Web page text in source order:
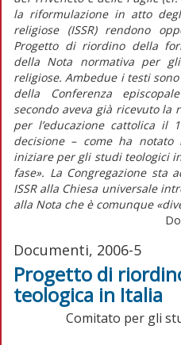
la riformulazione in atto
religiose (ISSR) rendono
Progetto di riordino della
della Nota normativa per
religiose. Ambedue i testi
della Conferenza
secondo aveva già ricevuto la
per l’educazione cattolica il
decisione – come ha
iniziare per gli studi teologici
fase». La Congregazione sta
ISSR alla Chiesa universale
alla Nota che è comunque
Documenti, 2006-5
Progetto di
teologica in Italia
Comitato per gli